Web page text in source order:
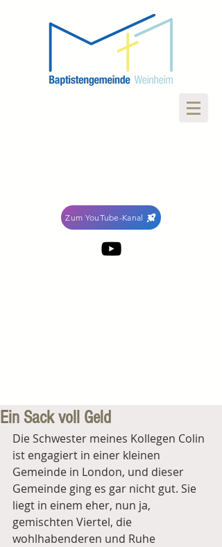
Zum YouTube-Kanal
Ein Sack voll Geld
Die Schwester meines Kollegen Colin
ist engagiert in einer kleinen
Gemeinde in London, und dieser
Gemeinde ging es gar nicht gut. Sie
liegt in einem eher, nun ja,
gemischten Viertel, die
wohlhabenderen und Ruhe